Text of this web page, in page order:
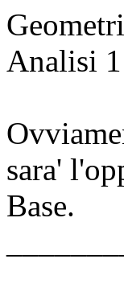
Analisi
sara'
Base.